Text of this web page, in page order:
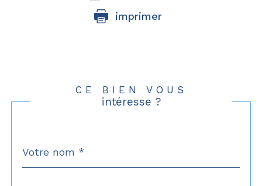
imprimer
CE BIEN VOUS
intéresse ?
par
*